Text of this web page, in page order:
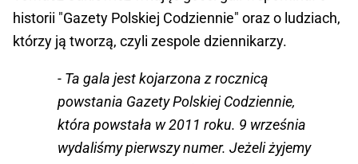
historii "Gazety Polskiej Codziennie" oraz o ludziach,
którzy ją tworzą, czyli zespole dziennikarzy.
- Ta gala jest kojarzona z rocznicą
powstania Gazety Polskiej Codziennie,
która powstała w 2011 roku. 9 września
wydaliśmy pierwszy numer. Jeżeli żyjemy